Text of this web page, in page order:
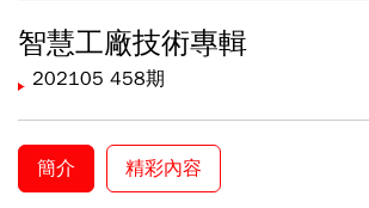
智慧工廠技術專輯
202105 458期
簡介 精彩內容